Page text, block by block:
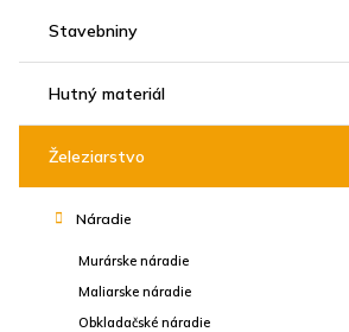
Stavebniny
Hutný materiál
Železiarstvo
Náradie
Murárske náradie
Maliarske náradie
Obkladačské náradie